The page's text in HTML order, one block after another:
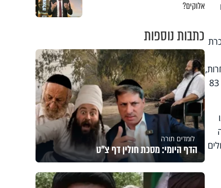
הסוכרת
אחרות,
לא פורטו נסיבות המחלה. מהנתונים עולה עוד כי ממוצע הגילאים של הנפטרים הוא 80.7 שנים, עם חציון 83
אלוקים?
כתבות נוספות
לומדים תורה
הדף היומי: מסכת חולין דף צ"ט